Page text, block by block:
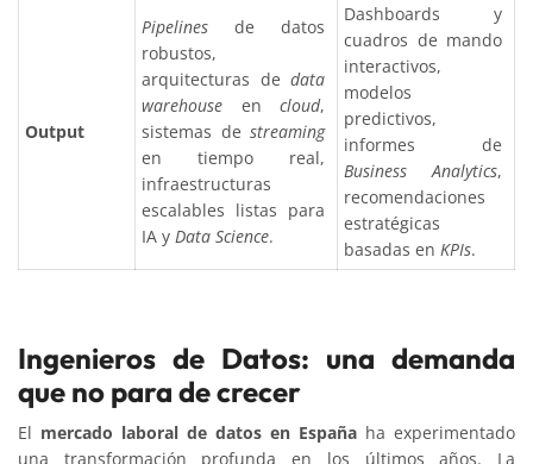
Output
Pipelines de datos
robustos,
arquitecturas de data
warehouse en cloud,
sistemas de streaming
en tiempo real,
infraestructuras
escalables listas para
IA y Data Science.
Dashboards y
cuadros de mando
interactivos,
modelos
predictivos,
informes de
Business Analytics,
recomendaciones
estratégicas
basadas en KPIs.
Ingenieros de Datos: una demanda
que no para de crecer
El mercado laboral de datos en España ha experimentado
una transformación profunda en los últimos años. La